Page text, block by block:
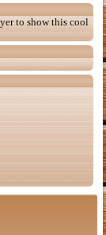
to show this cool